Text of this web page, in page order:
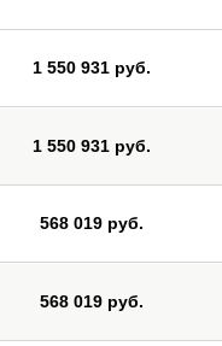
1 550 931 руб.
1 550 931 руб.
568 019 руб.
568 019 руб.